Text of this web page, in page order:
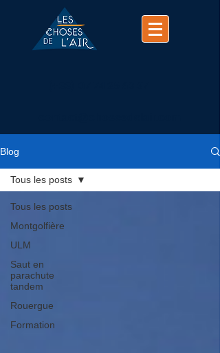
Blog
Tous les posts
Montgolfière
ULM
Saut en
parachute
tandem
Rouergue
Formation
Tous les posts